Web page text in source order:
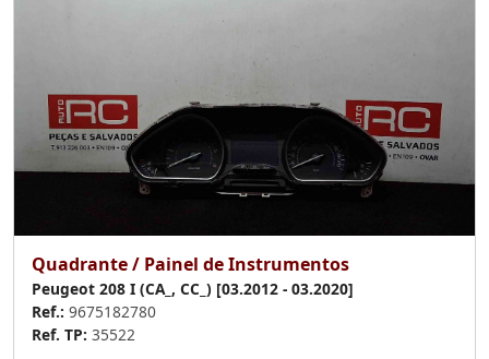
Quadrante / Painel de Instrumentos
Peugeot 208 I (CA_, CC_) [03.2012 - 03.2020]
Ref.: 9675182780
Ref. TP: 35522